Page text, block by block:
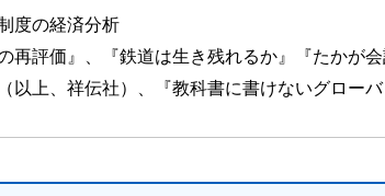
会計基準
としての会計基準の価値無関連性
下における等価性の意味
作用
けない出会い：会計概念フレームワークの
度の経済分析
再評価』、『鉄道は生き残れるか』『たかが
以上、祥伝社）、『教科書に書けないグロー